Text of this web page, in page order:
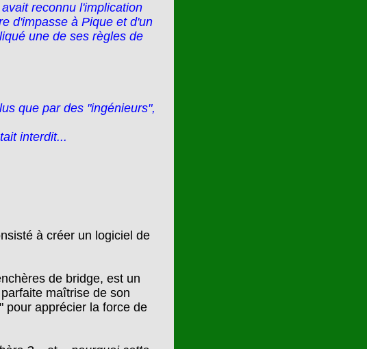
reconnu l'implication
d'impasse à Pique et d'un
une de ses règles de
que par des "ingénieurs",
interdit...
à créer un logiciel de
de bridge, est un
maîtrise de son
" pour apprécier la force de